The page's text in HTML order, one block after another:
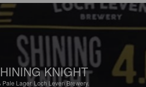
KNIGHT
Pale Lager.Loch Leven Brewery.